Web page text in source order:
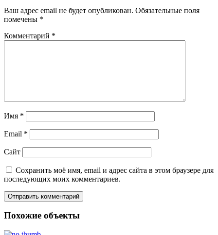
Ваш адрес email не будет опубликован. Обязательные поля
помечены *
Комментарий *
Имя *
Email *
Сайт
Сохранить моё имя, email и адрес сайта в этом браузере для
последующих моих комментариев.
Похожие объекты